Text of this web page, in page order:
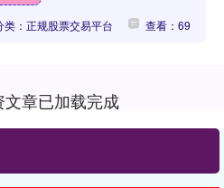
类：正规股票交易平台 查看：69
章已加载完成